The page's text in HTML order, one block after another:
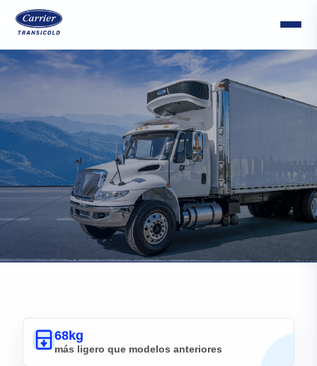
68kg
más ligero que modelos anteriores